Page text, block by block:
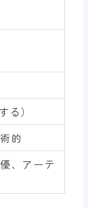
る）
的
、アーテ